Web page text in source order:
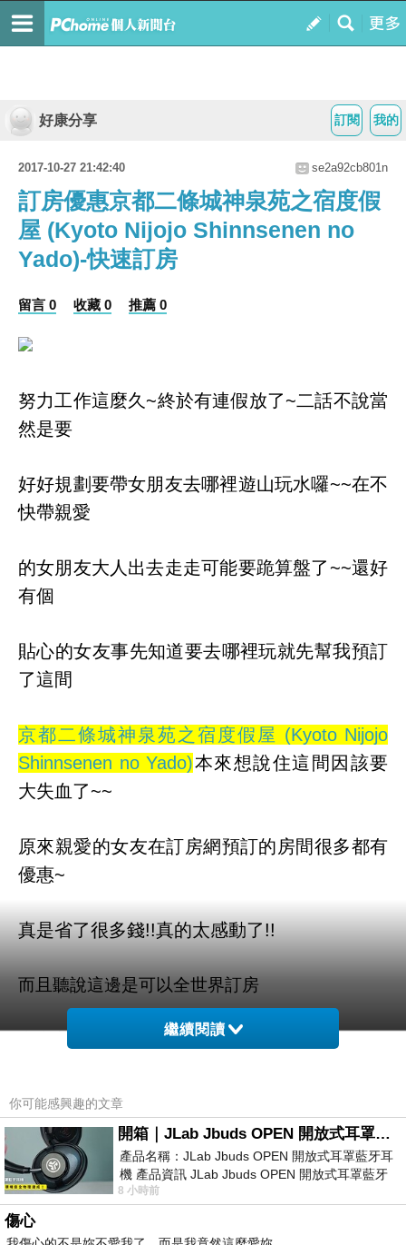
我的
訂閱
好康分享
2017-10-27 21:42:40 se2a92cb801n
訂房優惠京都二條城神泉苑之宿度假
屋 (Kyoto Nijojo Shinnsenen no
Yado)-快速訂房
留言 0 收藏 0 推薦 0
努力工作這麼久~終於有連假放了~二話不說當
然是要
好好規劃要帶女朋友去哪裡遊山玩水囉~~在不
快帶親愛
的女朋友大人出去走走可能要跪算盤了~~還好
有個
貼心的女友事先知道要去哪裡玩就先幫我預訂
了這間
京都二條城神泉苑之宿度假屋 (Kyoto Nijojo
Shinnsenen no Yado)本來想說住這間因該要
大失血了~~
原來親愛的女友在訂房網預訂的房間很多都有
優惠~
真是省了很多錢!!真的太感動了!!
而且聽說這邊是可以全世界訂房
也太方便了吧！！不用在那邊找翻譯啦ＱＱ
京都二條城神泉苑之宿度假屋 (Kyoto Nijojo
Shinnsenen no Yado) 的介紹在下面
如果有興趣到這附近玩的，不妨可以看看喔！
以下是 京都二條城神泉苑之宿度假屋 (Kyoto
繼續閱讀
你可能感興趣的文章
開箱｜JLab Jbuds OPEN 開放式耳罩藍牙耳機 - 設計美學，輕巧、透氣、環境音全物理達成！
產品名稱：JLab Jbuds OPEN 開放式耳罩藍牙耳
機 產品資訊 JLab Jbuds OPEN 開放式耳罩藍牙
耳機評語：非常有特色，值得喜愛美型工
8 小時前
傷心